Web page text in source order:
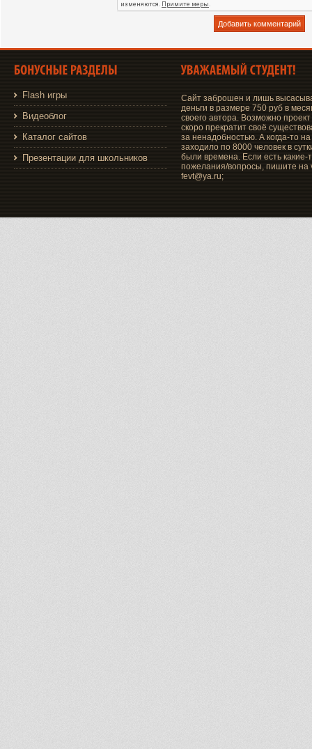
Flash игры
Видеоблог
Каталог сайтов
Презентации для школьников
Сайт заброшен и лишь
деньги в размере 750 руб в
своего автора. Возможно проект
скоро прекратит своё
за ненадобностью. А когда-то на
заходило по 8000 человек в
были времена. Если есть какие-
пожелания/вопросы, пишите на
fevt@ya.ru;